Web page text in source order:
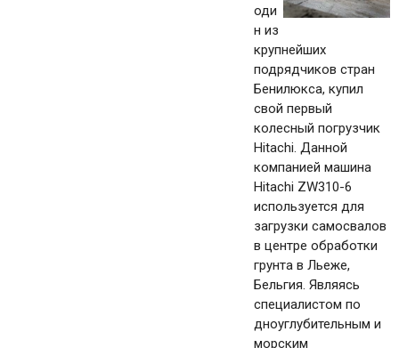
оди
н из
крупнейших
подрядчиков стран
Бенилюкса, купил
свой первый
колесный погрузчик
Hitachi. Данной
компанией машина
Hitachi ZW310-6
используется для
загрузки самосвалов
в центре обработки
грунта в Льеже,
Бельгия. Являясь
специалистом по
дноуглубительным и
морским